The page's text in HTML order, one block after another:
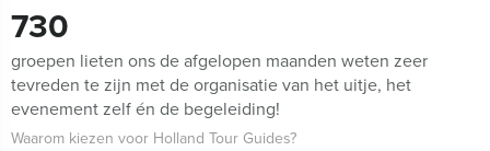
730
groepen lieten ons de afgelopen maanden weten zeer
tevreden te zijn met de organisatie van het uitje, het
evenement zelf én de begeleiding!
Waarom kiezen voor Holland Tour Guides?